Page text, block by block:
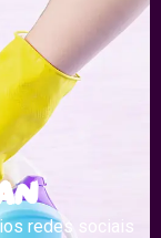
redes sociais